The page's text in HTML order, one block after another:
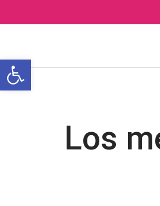
al
Los
Abrir barra de herramientas